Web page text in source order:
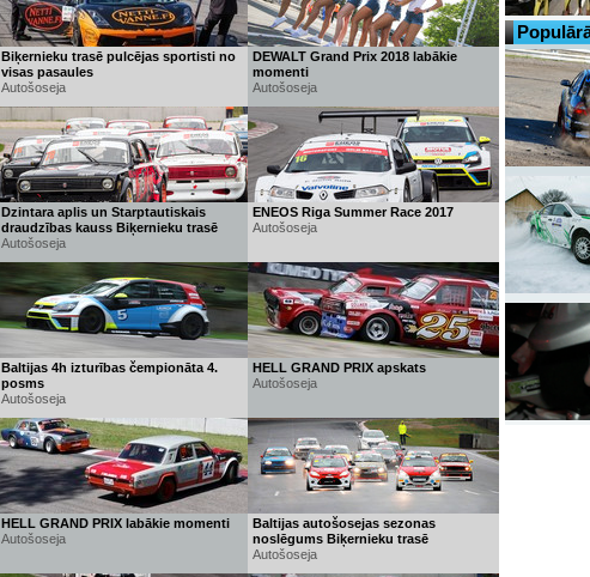
Biķernieku trasē pulcējas sportisti no
visas pasaules
Autošoseja
DEWALT Grand Prix 2018 labākie
momenti
Autošoseja
Dzintara aplis un Starptautiskais
draudzības kauss Biķernieku trasē
Autošoseja
ENEOS Riga Summer Race 2017
Autošoseja
Baltijas 4h izturības čempionāta 4.
posms
Autošoseja
HELL GRAND PRIX apskats
Autošoseja
HELL GRAND PRIX labākie momenti
Autošoseja
Baltijas autošosejas sezonas
noslēgums Biķernieku trasē
Autošoseja